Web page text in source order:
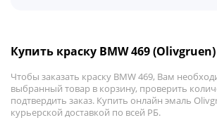
Купить краску BMW 469
Чтобы заказать краску BMW 469, Вам
выбранный товар в корзину, проверить
подтвердить заказ. Купить онлайн эмаль
курьерской доставкой по всей РБ.